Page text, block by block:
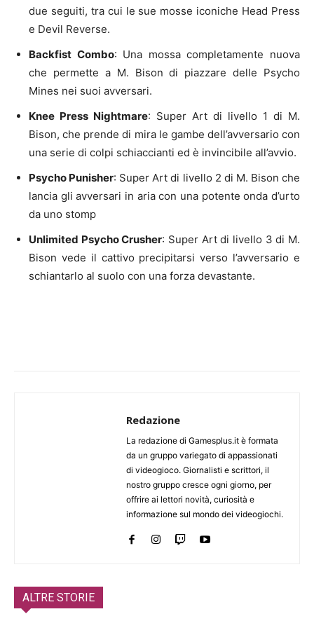
due seguiti, tra cui le sue mosse iconiche Head Press
e Devil Reverse.
Backfist Combo: Una mossa completamente nuova
che permette a M. Bison di piazzare delle Psycho
Mines nei suoi avversari.
Knee Press Nightmare: Super Art di livello 1 di M.
Bison, che prende di mira le gambe dell’avversario con
una serie di colpi schiaccianti ed è invincibile all’avvio.
Psycho Punisher: Super Art di livello 2 di M. Bison che
lancia gli avversari in aria con una potente onda d’urto
da uno stomp
Unlimited Psycho Crusher: Super Art di livello 3 di M.
Bison vede il cattivo precipitarsi verso l’avversario e
schiantarlo al suolo con una forza devastante.
Redazione
La redazione di Gamesplus.it è formata
da un gruppo variegato di appassionati
di videogioco. Giornalisti e scrittori, il
nostro gruppo cresce ogni giorno, per
offrire ai lettori novità, curiosità e
informazione sul mondo dei videogiochi.
ALTRE STORIE